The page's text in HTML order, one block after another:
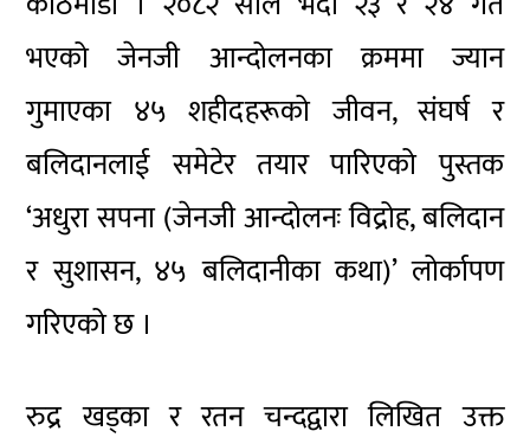
भएको जेनजी आन्दोलनका क्रममा ज्यान
गुमाएका ४५ शहीदहरूको जीवन, संघर्ष र
बलिदानलाई समेटेर तयार पारिएको पुस्तक
‘अधुरा सपना (जेनजी आन्दोलनः विद्रोह, बलिदान
र सुशासन, ४५ बलिदानीका कथा)’ लोर्कापण
गरिएको छ ।
रुद्र खड्का र रतन चन्दद्वारा लिखित उक्त